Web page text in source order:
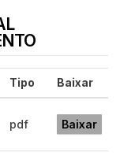
Tipo Baixar
pdf Baixar